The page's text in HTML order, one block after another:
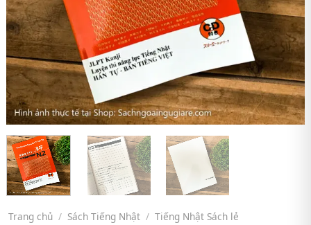
Trang chủ / Sách Tiếng Nhật / Tiếng Nhật Sách lẻ